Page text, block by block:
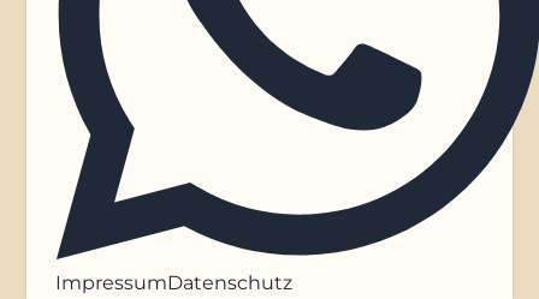
ImpressumDatenschutz